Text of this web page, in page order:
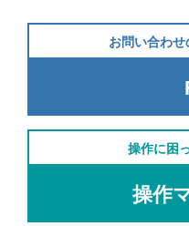
お問い合わ
操作に困
操作